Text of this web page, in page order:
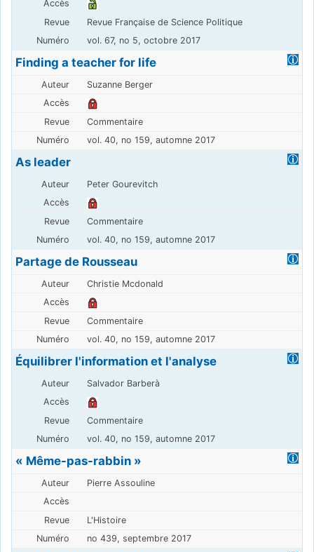
Revue Française de Science Politique
vol. 67, no 5, octobre 2017
Finding a teacher for life
Suzanne Berger
Commentaire
vol. 40, no 159, automne 2017
As leader
Peter Gourevitch
Commentaire
vol. 40, no 159, automne 2017
Partage de Rousseau
Christie Mcdonald
Commentaire
vol. 40, no 159, automne 2017
Équilibrer l'information et l'analyse
Salvador Barberà
Commentaire
vol. 40, no 159, automne 2017
« Même-pas-rabbin »
Pierre Assouline
L'Histoire
no 439, septembre 2017